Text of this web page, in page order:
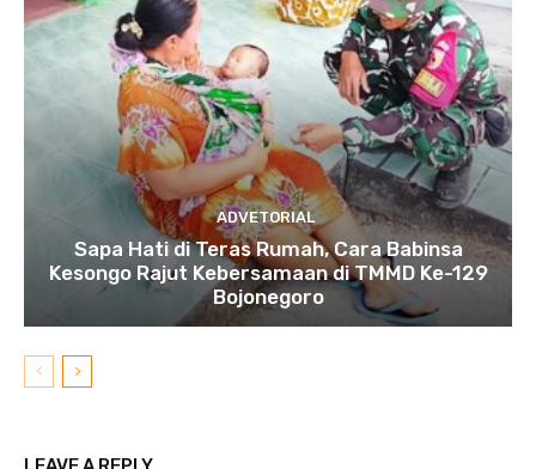
ADVETORIAL
Sapa Hati di Teras Rumah, Cara Babinsa
Kesongo Rajut Kebersamaan di TMMD Ke-129
Bojonegoro